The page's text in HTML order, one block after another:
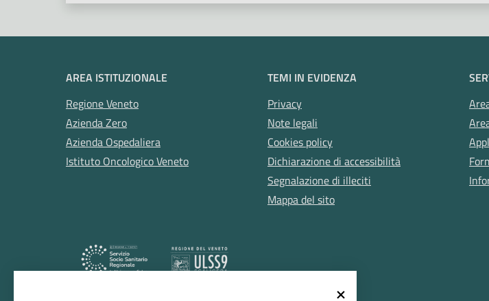
AREA ISTITUZIONALE
Regione Veneto
Azienda Zero
Azienda Ospedaliera
Istituto Oncologico Veneto
TEMI IN EVIDENZA
Privacy
Note legali
Cookies policy
Dichiarazione di accessibilità
Segnalazione di illeciti
Mappa del sito